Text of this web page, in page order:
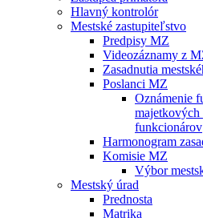
Hlavný kontrolór
Mestské zastupiteľstvo
Predpisy MZ
Videozáznamy z
Zasadnutia
Poslanci MZ
Oznámenie
majetkových
funkcionárov
Harmonogram
Komisie MZ
Výbor
Mestský úrad
Prednosta
Matrika